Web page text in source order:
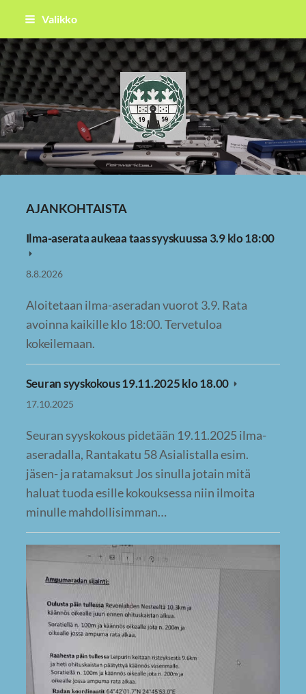
Siirry
sivun
sisältöön
Valikko
Raahen Ampujat ry
AJANKOHTAISTA
Ilma-aserata aukeaa taas syyskuussa 3.9 klo 18:00
8.8.2026
Aloitetaan ilma-aseradan vuorot 3.9. Rata
avoinna kaikille klo 18:00. Tervetuloa
kokeilemaan.
Seuran syyskokous 19.11.2025 klo 18.00
17.10.2025
Seuran syyskokous pidetään 19.11.2025 ilma-
aseradalla, Rantakatu 58 Asialistalla esim.
jäsen- ja ratamaksut Jos sinulla jotain mitä
haluat tuoda esille kokouksessa niin ilmoita
minulle mahdollisimman…